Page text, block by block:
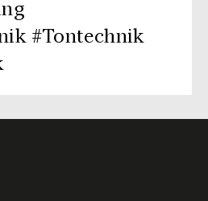
#Tontechnik